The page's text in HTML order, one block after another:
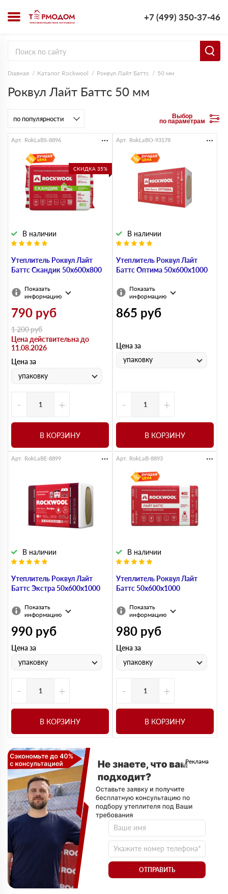
+7 (499) 350-37-46
Главная Каталог Rockwool Роквул Лайт Баттс 50 мм
Роквул Лайт Баттс 50 мм
Выбор
по параметрам
СКИДКА 35%
Утеплитель Роквул Лайт
Баттс Скандик 50х600х800
В наличии
Арт. RokLaBS-8896
Показать
информацию
790 руб
1 200руб
Цена действительна до
11.08.2026
Цена за
упаковку
- +
В КОРЗИНУ
Утеплитель Роквул Лайт
Баттс Оптима 50х600х1000
В наличии
Арт. RokLaBO-93178
Показать
информацию
865 руб
Цена за
упаковку
- +
В КОРЗИНУ
Утеплитель Роквул Лайт
Баттс Экстра 50х600х1000
В наличии
Арт. RokLaBE-8899
Показать
информацию
990 руб
Цена за
упаковку
- +
В КОРЗИНУ
Утеплитель Роквул Лайт
Баттс 50х600х1000
В наличии
Арт. RokLaB-8893
Показать
информацию
980 руб
Цена за
упаковку
- +
В КОРЗИНУ
Реклама
ОТПРАВИТЬ